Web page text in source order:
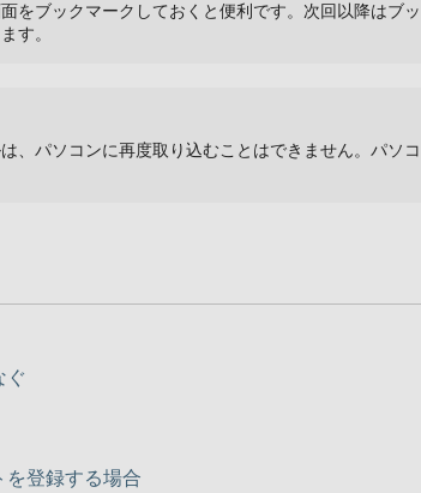
をブックマークしておくと便利です。次回以降はブ
す。
、パソコンに再度取り込むことはできません。パソ
ぐ
を登録する場合